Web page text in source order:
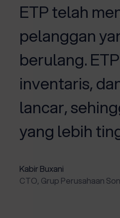
ETP telah
pelanggan
berulang.
inventaris,
lancar,
yang lebih
Kabir Buxani
CTO, Grup Perusahaan